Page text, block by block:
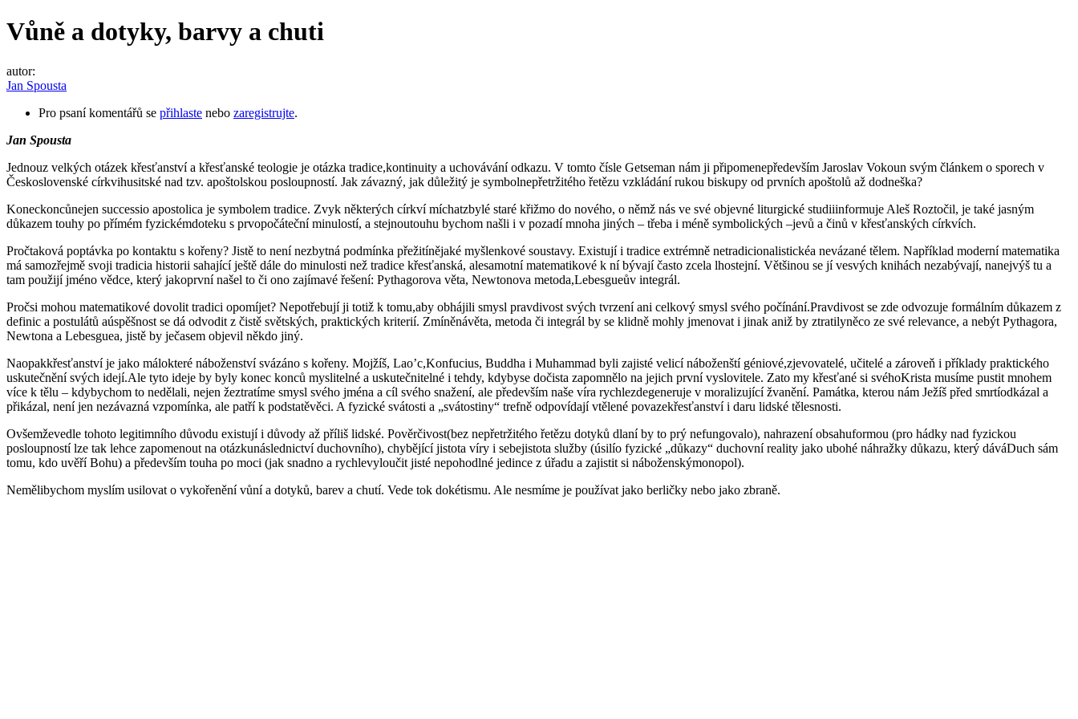
Vůně a dotyky, barvy a chuti
autor:
Jan Spousta
Pro psaní komentářů se přihlaste nebo zaregistrujte.
Jan Spousta
Jednouz velkých otázek křesťanství a křesťanské teologie je otázka tradice,kontinuity a uchovávání odkazu. V tomto čísle Getseman nám ji připomenepředevším Jaroslav Vokoun svým článkem o sporech v
Československé církvihusitské nad tzv. apoštolskou posloupností. Jak závazný, jak důležitý je symbolnepřetržitého řetězu vzkládání rukou biskupy od prvních apoštolů až dodneška?
Koneckoncůnejen successio apostolica je symbolem tradice. Zvyk některých církví míchatzbylé staré křižmo do nového, o němž nás ve své objevné liturgické studiiinformuje Aleš Roztočil, je také jasným
důkazem touhy po přímém fyzickémdoteku s prvopočáteční minulostí, a stejnoutouhu bychom našli i v pozadí mnoha jiných – třeba i méně symbolických –jevů a činů v křesťanských církvích.
Pročtaková poptávka po kontaktu s kořeny? Jistě to není nezbytná podmínka přežitínějaké myšlenkové soustavy. Existují i tradice extrémně netradicionalistickéa nevázané tělem. Například moderní matematika
má samozřejmě svoji tradicia historii sahající ještě dále do minulosti než tradice křesťanská, alesamotní matematikové k ní bývají často zcela lhostejní. Většinou se jí vesvých knihách nezabývají, nanejvýš tu a
tam použijí jméno vědce, který jakoprvní našel to či ono zajímavé řešení: Pythagorova věta, Newtonova metoda,Lebesgueův integrál.
Pročsi mohou matematikové dovolit tradici opomíjet? Nepotřebují ji totiž k tomu,aby obhájili smysl pravdivost svých tvrzení ani celkový smysl svého počínání.Pravdivost se zde odvozuje formálním důkazem z
definic a postulátů aúspěšnost se dá odvodit z čistě světských, praktických kriterií. Zmíněnávěta, metoda či integrál by se klidně mohly jmenovat i jinak aniž by ztratilyněco ze své relevance, a nebýt Pythagora,
Newtona a Lebesguea, jistě by ječasem objevil někdo jiný.
Naopakkřesťanství je jako málokteré náboženství svázáno s kořeny. Mojžíš, Lao’c,Konfucius, Buddha i Muhammad byli zajisté velicí náboženští géniové,zjevovatelé, učitelé a zároveň i příklady praktického
uskutečnění svých idejí.Ale tyto ideje by byly konec konců myslitelné a uskutečnitelné i tehdy, kdybyse dočista zapomnělo na jejich první vyslovitele. Zato my křesťané si svéhoKrista musíme pustit mnohem
více k tělu – kdybychom to nedělali, nejen žeztratíme smysl svého jména a cíl svého snažení, ale především naše víra rychlezdegeneruje v moralizující žvanění. Památka, kterou nám Ježíš před smrtíodkázal a
přikázal, není jen nezávazná vzpomínka, ale patří k podstatěvěci. A fyzické svátosti a „svátostiny“ trefně od­po­vídají vtělené povazekřesťanství i daru lidské tělesnosti.
Ovšemževedle tohoto legitimního důvodu existují i důvody až příliš lidské. Pověrčivost(bez nepřetržitého řetězu dotyků dlaní by to prý nefungovalo), nahrazení obsahuformou (pro hádky nad fyzickou
posloupností lze tak lehce zapomenout na otázkunáslednictví duchovního), chybějící jistota víry i sebejistota služby (úsilío fyzické „důkazy“ duchovní reality jako ubohé náhražky důkazu, který dáváDuch sám
tomu, kdo uvěří Bohu) a především touha po moci (jak snadno a rychlevyloučit jisté nepohodlné jedince z úřadu a zajistit si náboženskýmonopol).
Nemělibychom myslím usilovat o vykořenění vůní a dotyků, barev a chutí. Vede tok dokétismu. Ale nesmíme je používat jako berličky nebo jako zbraně.